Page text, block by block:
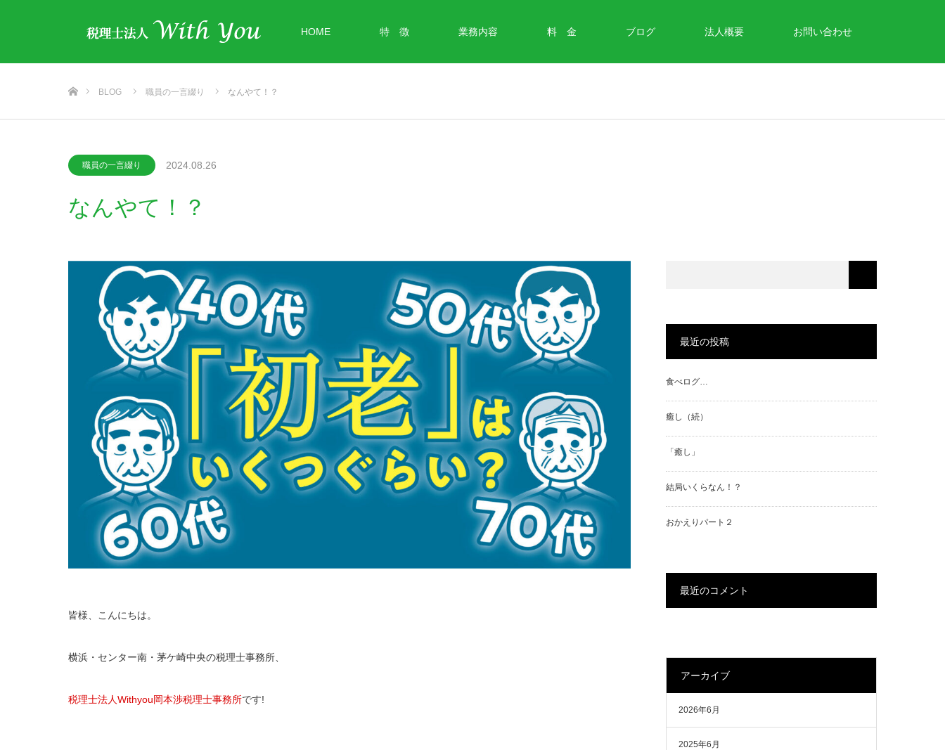
HOME 特 徴 業務内容 料 金 ブログ 法人概要 お問い合わせ
BLOG 職員の一言綴り なんやて！？
職員の一言綴り 2024.08.26
なんやて！？
皆様、こんにちは。
横浜・センター南・茅ケ崎中央の税理士事務所、
税理士法人Withyou岡本渉税理士事務所です!
最近の投稿
食べログ…
癒し（続）
「癒し」
結局いくらなん！？
おかえりパート２
最近のコメント
アーカイブ
2026年6月
2025年6月